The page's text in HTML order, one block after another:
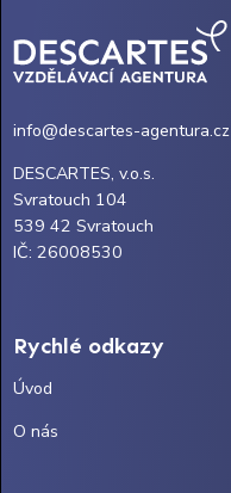
info@descartes-agentura.cz
DESCARTES, v.o.s.
Svratouch 104
539 42 Svratouch
IČ: 26008530
Rychlé odkazy
Úvod
O nás